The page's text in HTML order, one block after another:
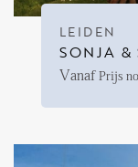
LEIDEN
SONJA &
Vanaf Prijs